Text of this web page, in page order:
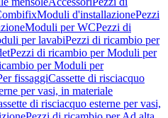
Moduli d'installazionePezzi
Moduli per WCPezzi di
per lavabiPezzi di ricambio per
Pezzi di ricambio per Moduli per
per Moduli per
fissaggiCassette di risciacquo
per vasi, in materiale
di risciacquo esterne per vasi,